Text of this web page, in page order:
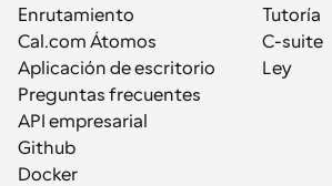
Enrutamiento
Cal.com Átomos
Aplicación de escritorio
Preguntas frecuentes
API empresarial
Github
Docker
Tutoría
C-suite
Ley